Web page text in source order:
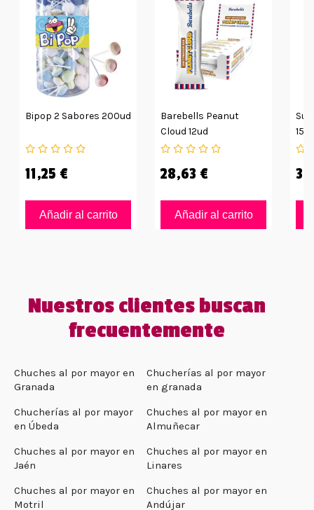
Bipop 2 Sabores 200ud
11,25 €
Añadir al carrito
Barebells Peanut
Cloud 12ud
28,63 €
Añadir al carrito
Nuestros clientes buscan
frecuentemente
Chuches al por mayor en
Granada
Chucherías al por mayor
en granada
Chucherías al por mayor
en Úbeda
Chuches al por mayor en
Almuñecar
Chuches al por mayor en
Jaén
Chuches al por mayor en
Linares
Chuches al por mayor en
Motril
Chuches al por mayor en
Andújar